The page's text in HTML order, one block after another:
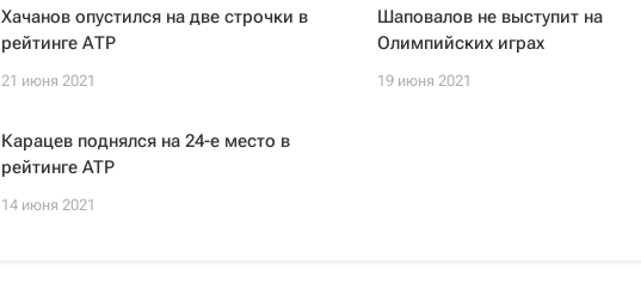
Хачанов опустился на две строчки в
рейтинге АТР
21 июня 2021
Шаповалов не выступит на
Олимпийских играх
19 июня 2021
Карацев поднялся на 24-е место в
рейтинге ATP
14 июня 2021